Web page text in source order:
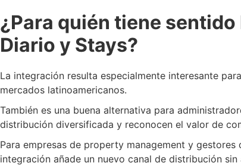
¿Para quién tiene
Diario y Stays?
La integración resulta especialmente interesante
mercados latinoamericanos.
También es una buena alternativa para
distribución diversificada y reconocen el valor de
Para empresas de property management y
integración añade un nuevo canal de distribución